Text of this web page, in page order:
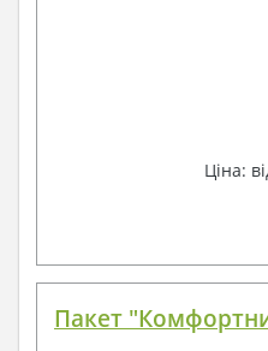
Ціна:
Пакет